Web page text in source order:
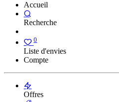
Accueil
Recherche
0
Liste d'envies
Compte
Offres